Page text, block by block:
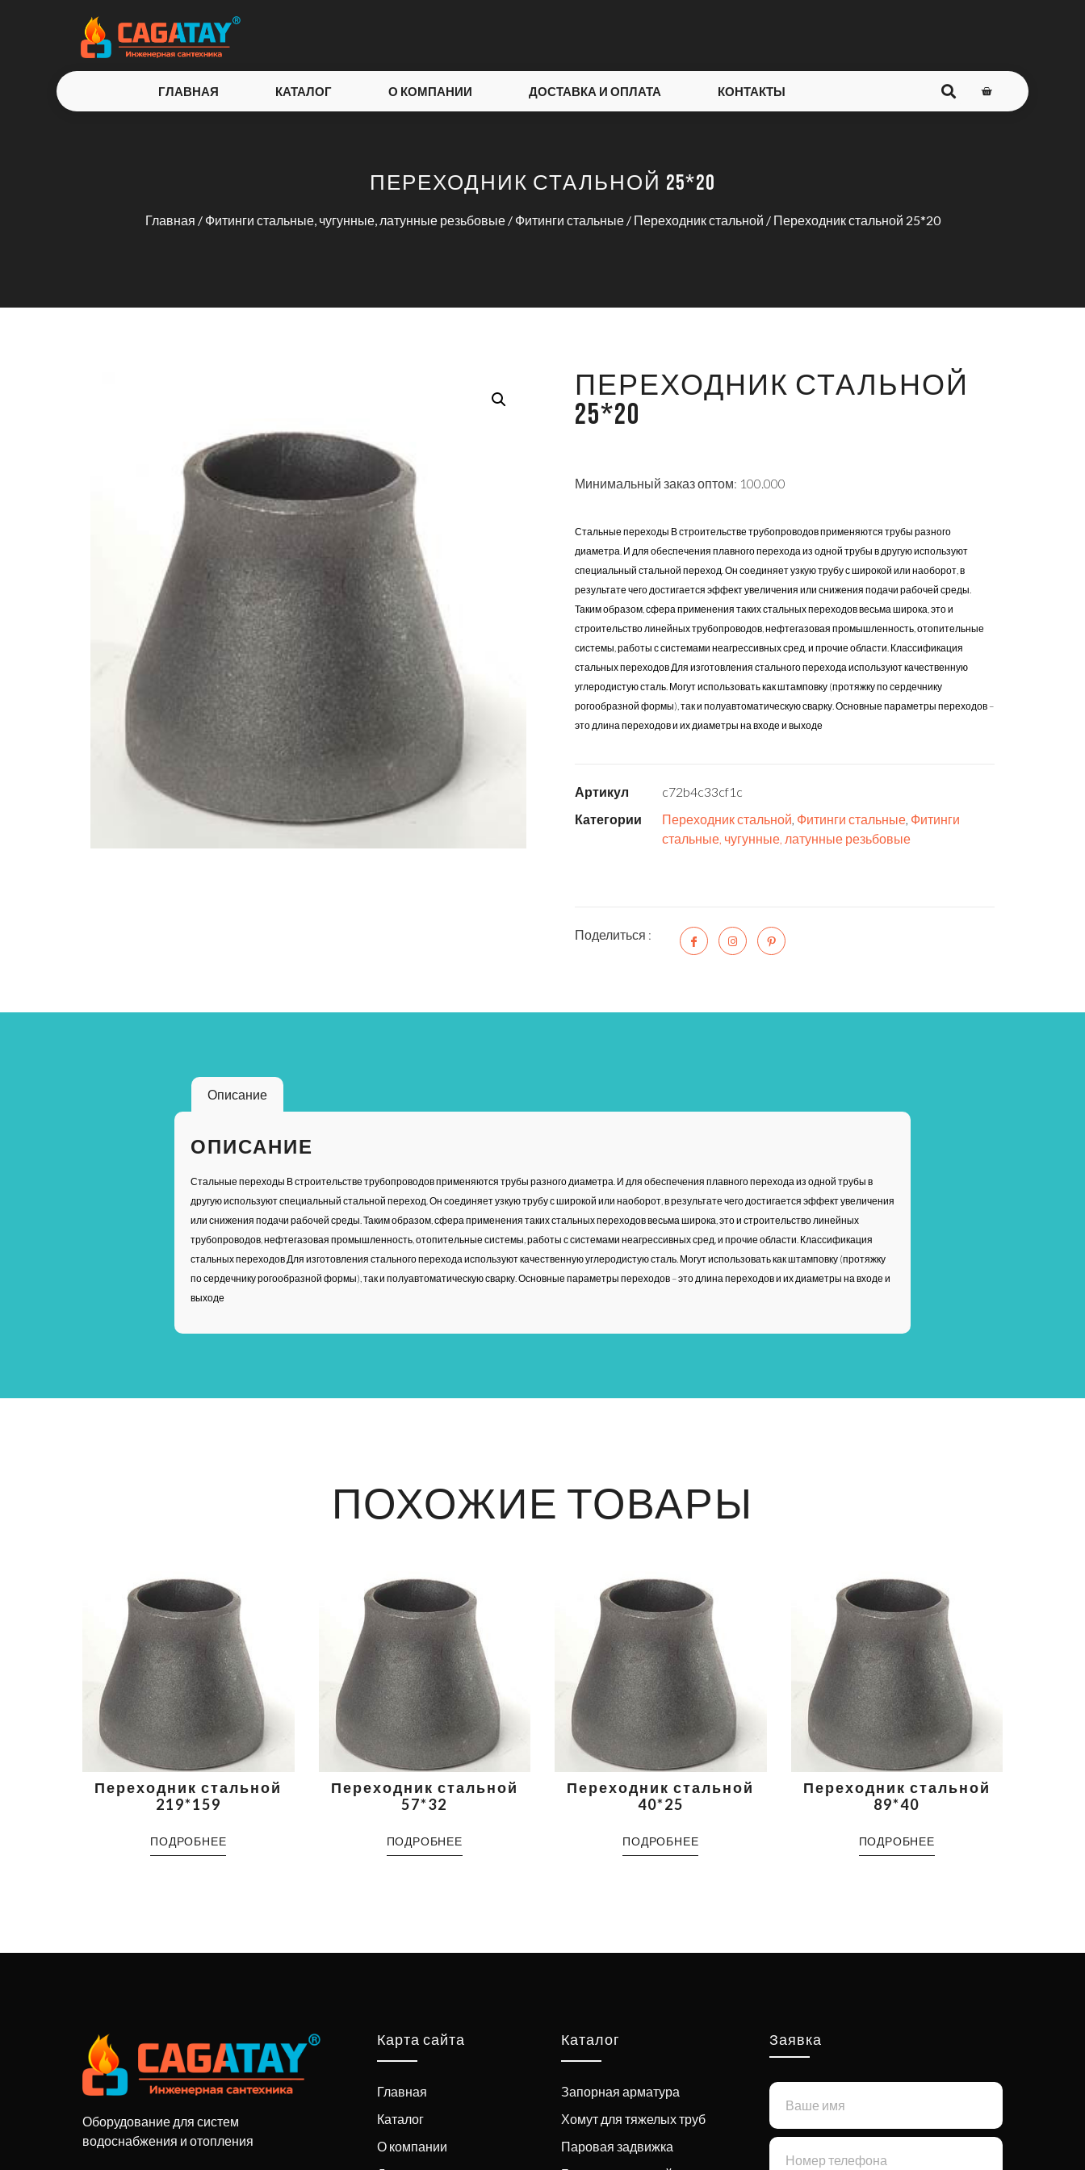
ГЛАВНАЯ КАТАЛОГ О КОМПАНИИ ДОСТАВКА И ОПЛАТА КОНТАКТЫ
ПЕРЕХОДНИК СТАЛЬНОЙ 25*20
Главная / Фитинги стальные, чугунные, латунные резьбовые/ Фитинги стальные/ Переходник стальной / Переходник стальной 25*20
ПЕРЕХОДНИК СТАЛЬНОЙ
25*20
Минимальный заказ оптом: 100.000
Стальные переходы В строительстве трубопроводов применяются трубы разного
диаметра. И для обеспечения плавного перехода из одной трубы в другую используют
специальный стальной переход. Он соединяет узкую трубу с широкой или наоборот, в
результате чего достигается эффект увеличения или снижения подачи рабочей среды.
Таким образом, сфера применения таких стальных переходов весьма широка, это и
строительство линейных трубопроводов, нефтегазовая промышленность, отопительные
системы, работы с системами неагрессивных сред, и прочие области. Классификация
стальных переходов Для изготовления стального перехода используют качественную
углеродистую сталь. Могут использовать как штамповку (протяжку по сердечнику
рогообразной формы), так и полуавтоматическую сварку. Основные параметры переходов –
это длина переходов и их диаметры на входе и выходе
Артикул
c72b4c33cf1c
Категории
Переходник стальной, Фитинги стальные, Фитинги
стальные, чугунные, латунные резьбовые
Поделиться :
Описание
ОПИСАНИЕ
Стальные переходы В строительстве трубопроводов применяются трубы разного диаметра. И для обеспечения плавного перехода из одной трубы в
другую используют специальный стальной переход. Он соединяет узкую трубу с широкой или наоборот, в результате чего достигается эффект увеличения
или снижения подачи рабочей среды. Таким образом, сфера применения таких стальных переходов весьма широка, это и строительство линейных
трубопроводов, нефтегазовая промышленность, отопительные системы, работы с системами неагрессивных сред, и прочие области. Классификация
стальных переходов Для изготовления стального перехода используют качественную углеродистую сталь. Могут использовать как штамповку (протяжку
по сердечнику рогообразной формы), так и полуавтоматическую сварку. Основные параметры переходов – это длина переходов и их диаметры на входе и
выходе
ПОХОЖИЕ ТОВАРЫ
Переходник стальной
219*159
ПОДРОБНЕЕ
Переходник стальной
57*32
ПОДРОБНЕЕ
Переходник стальной
40*25
ПОДРОБНЕЕ
Переходник стальной
89*40
ПОДРОБНЕЕ
Оборудование для систем
водоснабжения и отопления
Карта сайта
Главная
Каталог
О компании
Каталог
Запорная арматура
Хомут для тяжелых труб
Паровая задвижка
Заявка